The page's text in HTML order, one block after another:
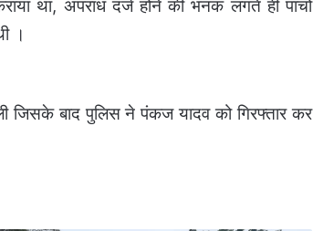
था, अपराध दर्ज होने की भनक लगते ही पांचों
।
जिसके बाद पुलिस ने पंकज यादव को गिरफ्तार कर